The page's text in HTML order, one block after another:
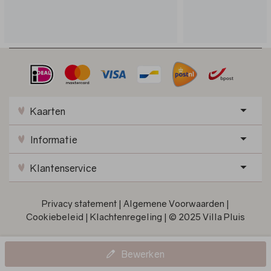
Bewerken
Kaarten
Informatie
Klantenservice
Privacy statement | Algemene Voorwaarden |
Cookiebeleid | Klachtenregeling | © 2025 Villa Pluis